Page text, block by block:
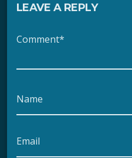
LEAVE A REPLY
Comment*
Name
Email